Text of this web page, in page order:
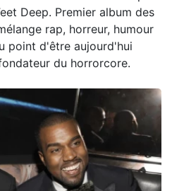
Deep. Premier album des
rap, horreur, humour
point d'être aujourd'hui
du horrorcore.